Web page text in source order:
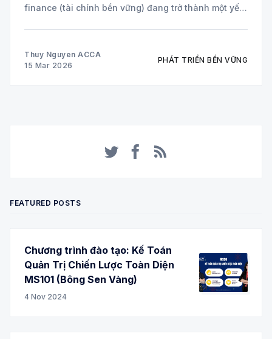
finance (tài chính bền vững) đang trở thành một yếu
Thuy Nguyen ACCA
15 Mar 2026
PHÁT TRIỂN BỀN VỮNG
FEATURED POSTS
Chương trình đào tạo: Kế Toán
Quản Trị Chiến Lược Toàn Diện
MS101 (Bông Sen Vàng)
4 Nov 2024